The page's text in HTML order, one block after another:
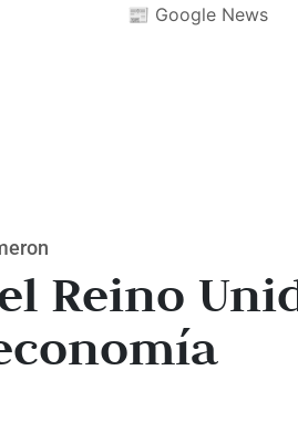
📰 Google News
Reino